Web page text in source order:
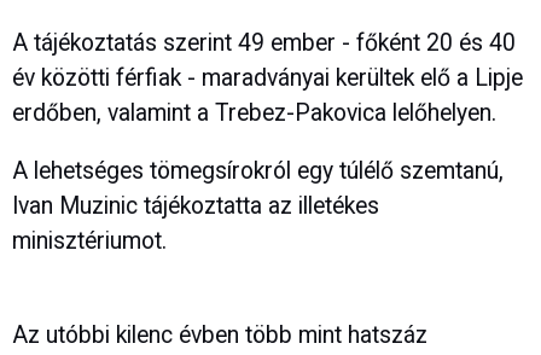
A tájékoztatás szerint 49 ember - főként 20 és 40
év közötti férfiak - maradványai kerültek elő a Lipje
erdőben, valamint a Trebez-Pakovica lelőhelyen.
A lehetséges tömegsírokról egy túlélő szemtanú,
Ivan Muzinic tájékoztatta az illetékes
minisztériumot.
Az utóbbi kilenc évben több mint hatszáz